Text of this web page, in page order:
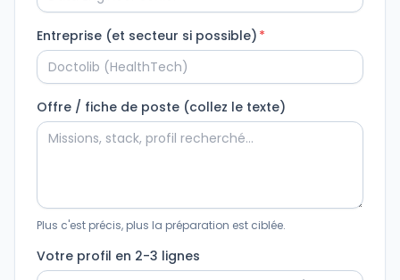
Entreprise (et secteur si possible) *
Offre / fiche de poste (collez le texte)
Plus c'est précis, plus la préparation est ciblée.
Votre profil en 2-3 lignes